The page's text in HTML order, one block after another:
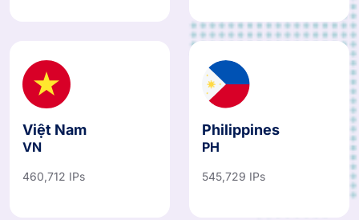
Việt Nam
VN
460,712 IPs
Philippines
PH
545,729 IPs